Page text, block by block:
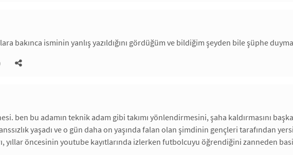
bakınca isminin yanlış yazıldığını gördüğüm ve bildiğim şeyden bile şüphe
ben bu adamın teknik adam gibi takımı yönlendirmesini, şaha kaldırmasını
yaşadı ve o gün daha on yaşında falan olan şimdinin gençleri tarafından
yıllar öncesinin youtube kayıtlarında izlerken futbolcuyu öğrendiğini zanneden